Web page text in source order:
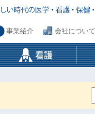
事業紹介 会社について